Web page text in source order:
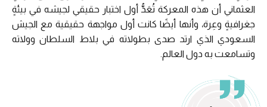
العثماني أن هذه المعركة تُعَدُّ أول اختبار حقيقي لجيشه في بيئةٍ
جغرافيةٍ وعِرة، وأنها أيضًا كانت أول مواجهة حقيقية مع الجيش
السعودي الذي ارتد صدى بطولاته في بلاط السلطان وولاته
وتسامعت به دول العالم.